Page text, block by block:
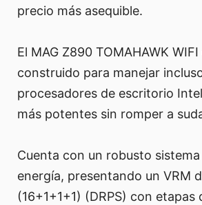
precio más asequible.
El MAG Z890 TOMAHAWK
construido para manejar
procesadores de escritorio
más potentes sin romper a
Cuenta con un robusto
energía, presentando un VRM
(16+1+1+1) (DRPS) con etapas